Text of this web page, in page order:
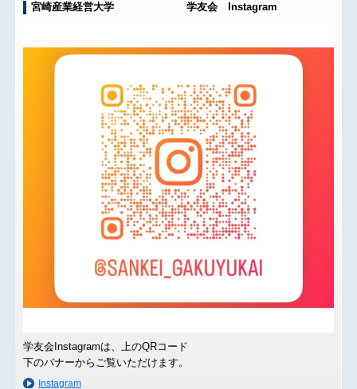
宮崎産業経営大学 学友会 Instagram
学友会Instagramは、上のQRコード
下のバナーからご覧いただけます。
Instagram